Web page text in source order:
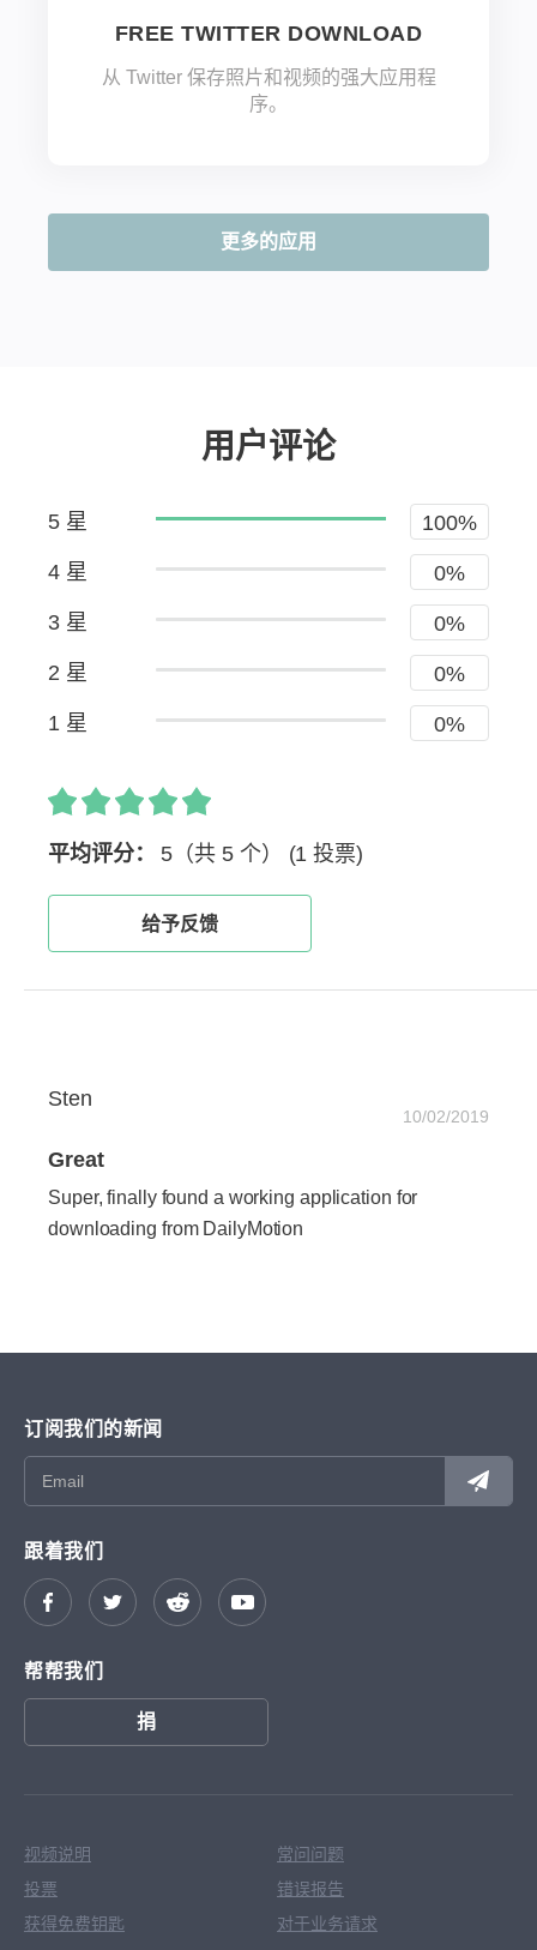
FREE TWITTER DOWNLOAD
从 Twitter 保存照片和视频的强大应用程
序。
更多的应用
用户评论
5 星 100%
4 星 0%
3 星 0%
2 星 0%
1 星 0%
平均评分： 5（共 5 个） (1 投票)
给予反馈
Sten
10/02/2019
Great
Super, finally found a working application for
downloading from DailyMotion
订阅我们的新闻
跟着我们
帮帮我们
捐
视频说明
投票
获得免费钥匙
常问问题
错误报告
对于业务请求